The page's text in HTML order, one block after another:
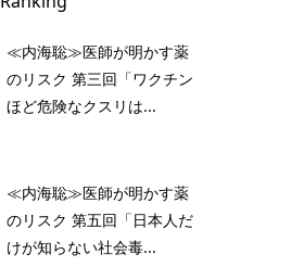
≪内海聡≫医師が明かす薬
のリスク 第三回「ワクチン
ほど危険なクスリは...
≪内海聡≫医師が明かす薬
のリスク 第五回「日本人だ
けが知らない社会毒...